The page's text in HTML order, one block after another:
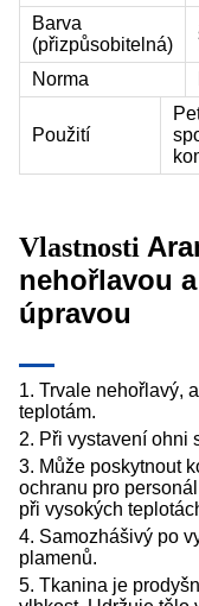
Barva
(přizpůsobitelná)
Norma
Použití
Vlastnosti
nehořlavou
úpravou
1. Trvale nehořlavý,
teplotám.
2. Při vystavení ohni
3. Může poskytnout
ochranu pro
při vysokých
4. Samozhášivý po
plamenů.
5. Tkanina je